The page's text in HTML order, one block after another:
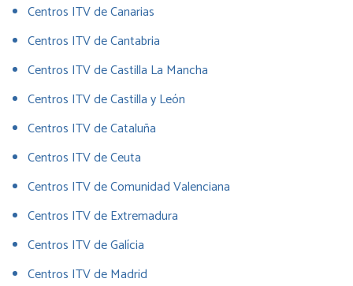
Centros ITV de Canarias
Centros ITV de Cantabria
Centros ITV de Castilla La Mancha
Centros ITV de Castilla y León
Centros ITV de Cataluña
Centros ITV de Ceuta
Centros ITV de Comunidad Valenciana
Centros ITV de Extremadura
Centros ITV de Galícia
Centros ITV de Madrid